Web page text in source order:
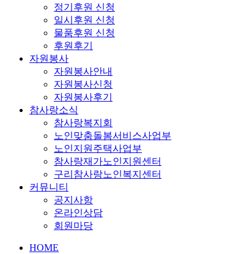
정기후원 신청
일시후원 신청
물품후원 신청
후원후기
자원봉사
자원봉사안내
자원봉사신청
자원봉사후기
참사랑소식
참사랑복지회
노인맞춤돌봄서비스사업부
노인지원주택사업부
참사랑재가노인지원센터
구리참사랑노인복지센터
커뮤니티
공지사항
온라인상담
회원마당
HOME